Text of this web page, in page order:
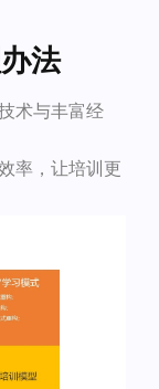
法
术与丰富经
率，让培训更